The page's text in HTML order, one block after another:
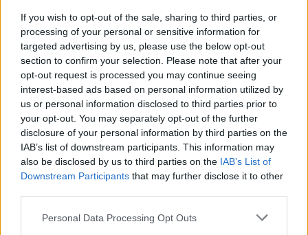
If you wish to opt-out of the sale, sharing to third parties, or
processing of your personal or sensitive information for
targeted advertising by us, please use the below opt-out
section to confirm your selection. Please note that after your
opt-out request is processed you may continue seeing
interest-based ads based on personal information utilized by
us or personal information disclosed to third parties prior to
your opt-out. You may separately opt-out of the further
disclosure of your personal information by third parties on the
IAB’s list of downstream participants. This information may
also be disclosed by us to third parties on the IAB’s List of
Downstream Participants that may further disclose it to other
Personal Data Processing Opt Outs